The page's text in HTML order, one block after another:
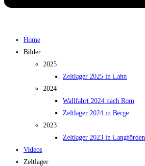
Home
Bilder
2025
Zeltlager 2025 in Lahn
2024
Wallfahrt 2024 nach Rom
Zeltlager 2024 in Berge
2023
Zeltlager 2023 in Langförden
Videos
Zeltlager